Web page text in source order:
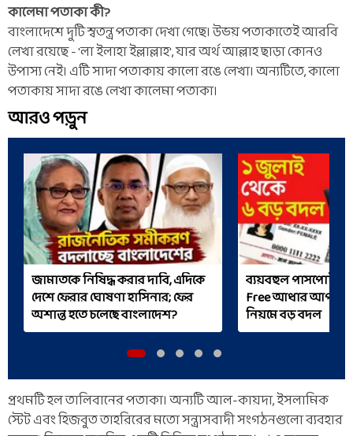
কালেমা পতাকা কী?
বাংলাদেশে দুটি স্বতন্ত্র পতাকা দেখা গেছে। উভয় পতাকাতেই আরবি
লেখা রয়েছে - 'লা ইলাহা ইল্লাল্লাহ', যার অর্থ আল্লাহ ছাড়া কোনও
উপাস্য নেই। এটি সাদা পতাকায় কালো রঙে লেখা। অন্যটিতে, কালো
পতাকায় সাদা রঙে লেখা কালেমা পতাকা।
আরও পড়ুন
জামাতকে নিষিদ্ধ করার দাবি, এদিকে
দেশে ফেরার ঘোষণা হাসিনার; ফের
অশান্ত হতে চলেছে বাংলাদেশ?
ব্যয়বহুল পাসপোর্ট,
Free আধার
নিয়মে বড় বদল
প্রথমটি হল তালিবানের পতাকা। অন্যটি আল-কায়দা, ইসলামিক
স্টেট এবং হিজবুত তাহরিরের মতো সন্ত্রাসবাদী সংগঠনগুলো ব্যবহার